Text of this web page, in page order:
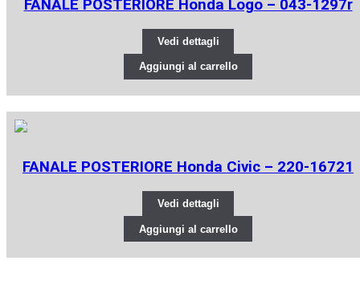
FANALE POSTERIORE Honda Logo – 043-1297r
Vedi dettagli
Aggiungi al carrello
FANALE POSTERIORE Honda Civic – 220-16721
Vedi dettagli
Aggiungi al carrello